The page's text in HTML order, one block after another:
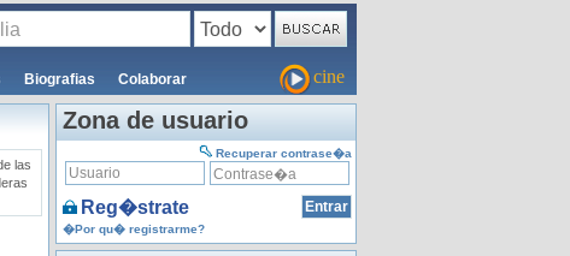
Biografias Colaborar cine
las
Zona de usuario
Recuperar contrase�a
Reg�strate
�Por qu� registrarme?